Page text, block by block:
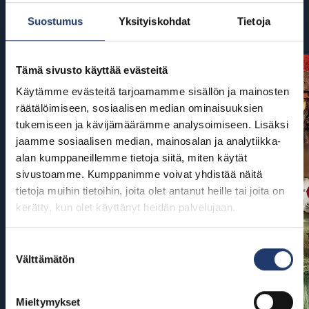
Suostumus Yksityiskohdat Tietoja
Tämä sivusto käyttää evästeitä
Käytämme evästeitä tarjoamamme sisällön ja mainosten
räätälöimiseen, sosiaalisen median ominaisuuksien
tukemiseen ja kävijämäärämme analysoimiseen. Lisäksi
jaamme sosiaalisen median, mainosalan ja analytiikka-
alan kumppaneillemme tietoja siitä, miten käytät
sivustoamme. Kumppanimme voivat yhdistää näitä
tietoja muihin tietoihin, joita olet antanut heille tai joita on
kerätty, kun olet käyttänyt heidän palvelujaan.
valinta
Välttämätön
Mieltymykset
Tulossa